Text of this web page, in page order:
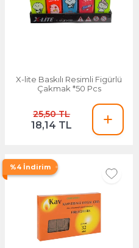
X-lite Baskılı Resimli Figürlü
Çakmak *50 Pcs
25,50 TL
18,14 TL
%4 İndirim